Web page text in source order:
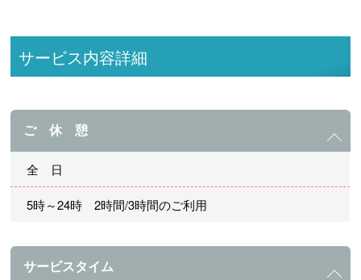
サービス内容詳細
ご 休 憩
全 日
5時～24時 2時間/3時間のご利用
サービスタイム